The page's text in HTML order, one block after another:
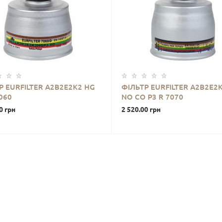
EURFILTER A2B2E2K2 HG
грн
ФІЛЬТР EURFILTER
NO CO P3 R 7070
2 520.00 грн